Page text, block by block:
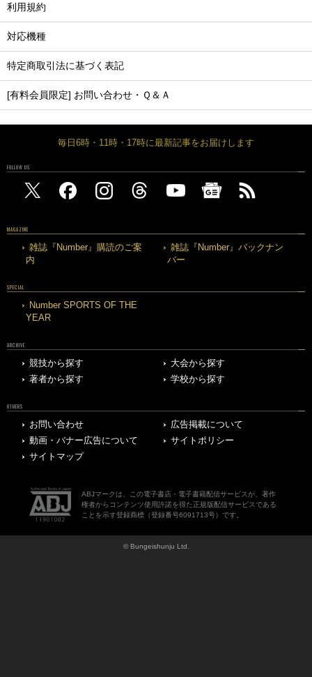
利用規約
対応機種
特定商取引法に基づく表記
[有料会員限定] お問い合わせ・Ｑ＆Ａ
毎日6時・11時・17時に最新記事をお届けします
FOLLOW US
MAGAZINE
雑誌『Number』購読のご案
内
雑誌『Number』バックナン
バー
SPECIAL
Number SPORTS OF THE
YEAR
ARCHIVE
競技から探す
大会から探す
著者から探す
学校から探す
OTHERS
お問い合わせ
広告掲載について
動画・バナー広告について
サイトポリシー
サイトマップ
ABJマークは、この電子書店・電子書籍配信サービスが、著作
権者からコンテンツ使用許諾を得た正規版配信サービスである
ことを示す登録商標（登録番号6091713号）です。
© Bungeishunju Ltd.